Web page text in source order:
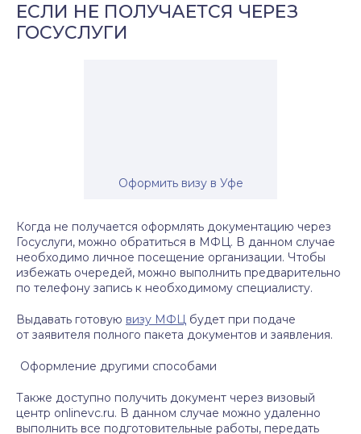
ЕСЛИ НЕ ПОЛУЧАЕТСЯ ЧЕРЕЗ
ГОСУСЛУГИ
Оформить визу в Уфе
Когда не получается оформлять документацию через
Госуслуги, можно обратиться в МФЦ. В данном случае
необходимо личное посещение организации. Чтобы
избежать очередей, можно выполнить предварительно
по телефону запись к необходимому специалисту.
Выдавать готовую визу МФЦ будет при подаче
от заявителя полного пакета документов и заявления.
Оформление другими способами
Также доступно получить документ через визовый
центр onlinevc.ru. В данном случае можно удаленно
выполнить все подготовительные работы, передать